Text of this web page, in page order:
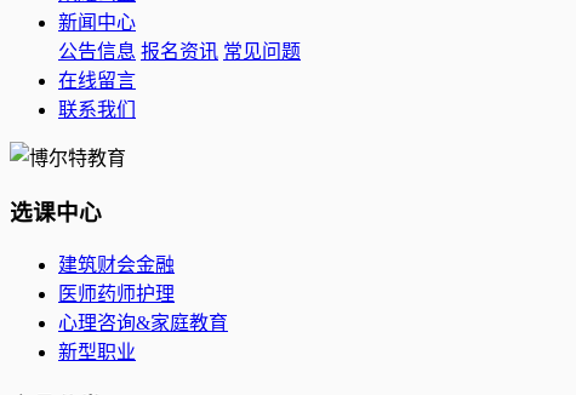
新闻中心
公告信息 报名资讯 常见问题
在线留言
联系我们
选课中心
建筑财会金融
医师药师护理
心理咨询&家庭教育
新型职业